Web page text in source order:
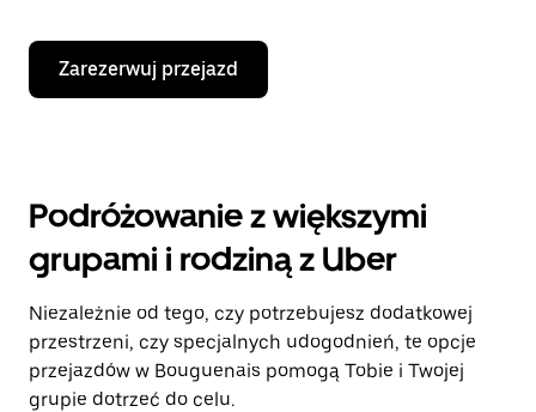
Zarezerwuj przejazd
Podróżowanie z większymi
grupami i rodziną z Uber
Niezależnie od tego, czy potrzebujesz dodatkowej
przestrzeni, czy specjalnych udogodnień, te opcje
przejazdów w Bouguenais pomogą Tobie i Twojej
grupie dotrzeć do celu.